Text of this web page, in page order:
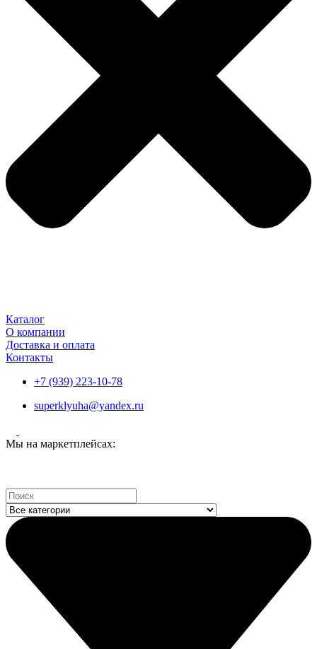
Каталог
О компании
Доставка и оплата
Контакты
+7 (939) 223-10-78
superklyuha@yandex.ru
Мы на маркетплейсах:
Search
...